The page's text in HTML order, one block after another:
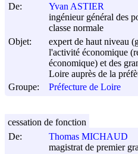
De:
Yvan ASTIER
ingénieur général des
classe normale
Objet:
expert de haut niveau
l'activité économique
économique) et des
Loire auprès de la
Groupe:
Préfecture de Loire
De:
Thomas MICHAUD
magistrat de premier
cessation de fonction